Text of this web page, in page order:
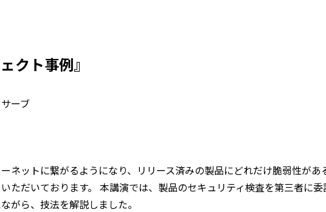
クト事例』
ーブ
ネットに繋がるようになり、リリース済みの製品にどれだけ脆弱性があ
ただいております。 本講演では、製品のセキュリティ検査を第三者に
がら、技法を解説しました。